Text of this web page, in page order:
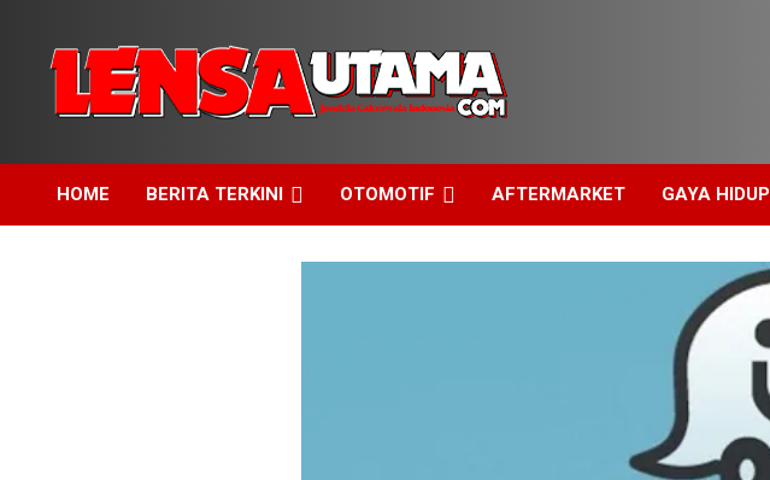
content
LensaUtama
HOME BERITA TERKINI OTOMOTIF AFTERMARKET GAYA HIDUP